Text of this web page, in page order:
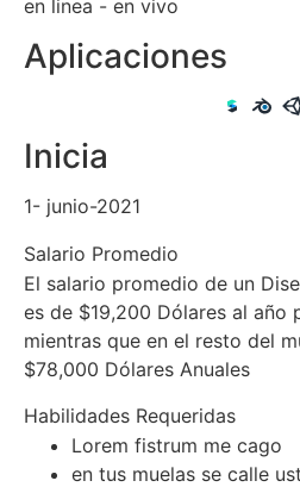
en linea - en vivo
Aplicaciones
Inicia
1- junio-2021
Salario Promedio
El salario promedio de un
es de $19,200 Dólares al año
mientras que en el resto del
$78,000 Dólares Anuales
Habilidades Requeridas
Lorem fistrum me cago
en tus muelas se calle